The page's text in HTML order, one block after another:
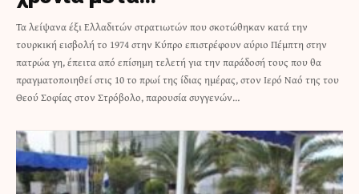
Τα λείψανα έξι Ελλαδιτών στρατιωτών που σκοτώθηκαν κατά την
τουρκική εισβολή το 1974 στην Κύπρο επιστρέφουν αύριο Πέμπτη στην
πατρώα γη, έπειτα από επίσημη τελετή για την παράδοσή τους που θα
πραγματοποιηθεί στις 10 το πρωί της ίδιας ημέρας, στον Ιερό Ναό της του
Θεού Σοφίας στον Στρόβολο, παρουσία συγγενών…